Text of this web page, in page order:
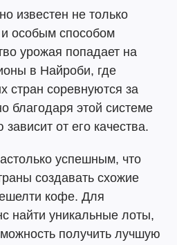
известен не только
и особым способом
урожая попадает на
в Найроби, где
стран соревнуются за
благодаря этой системе
от его качества.
успешным, что
создавать схожие
кофе. Для
найти уникальные лоты,
получить лучшую